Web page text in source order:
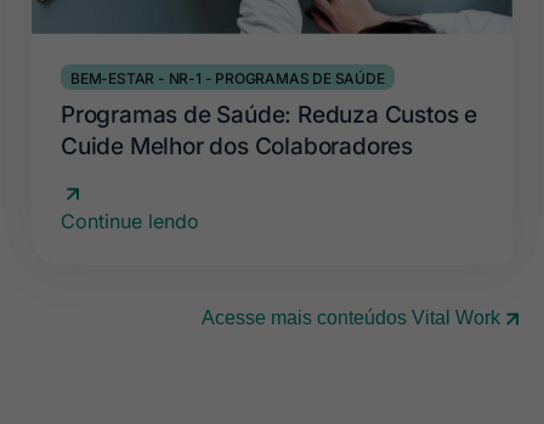
BEM-ESTAR - NR-1 - PROGRAMAS DE SAÚDE
Programas de Saúde: Reduza Custos e
Cuide Melhor dos Colaboradores
Continue lendo
Acesse mais conteúdos Vital Work